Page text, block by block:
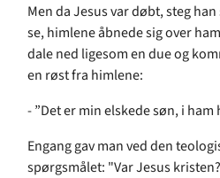
Men da Jesus var døbt, steg
se, himlene åbnede sig over
dale ned ligesom en due og
en røst fra himlene:
- ”Det er min elskede søn, i
Engang gav man ved den
spørgsmålet: "Var Jesus